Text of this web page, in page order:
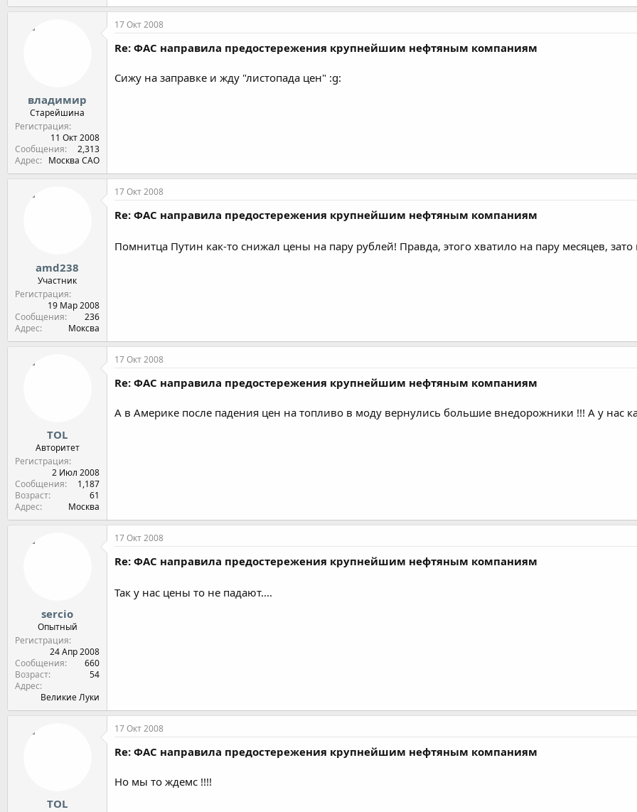
владимир
Старейшина
Регистрация
11 Окт 2008
Сообщения
2,313
Адрес
Москва САО
17 Окт 2008
Re: ФАС направила предостережения крупнейшим нефтяным компаниям
Сижу на заправке и жду "листопада цен" :g:
amd238
Участник
Регистрация
19 Мар 2008
Сообщения
236
Адрес
Моксва
17 Окт 2008
Re: ФАС направила предостережения крупнейшим нефтяным компаниям
Помнитца Путин как-то снижал цены на пару рублей! Правда, этого хватило на пару месяцев,
TOL
Авторитет
Регистрация
2 Июл 2008
Сообщения
1,187
Возраст
61
Адрес
Москва
17 Окт 2008
Re: ФАС направила предостережения крупнейшим нефтяным компаниям
А в Америке после падения цен на топливо в моду вернулись большие внедорожники !!! А у нас
sercio
Опытный
Регистрация
24 Апр 2008
Сообщения
660
Возраст
54
Адрес
Великие Луки
17 Окт 2008
Re: ФАС направила предостережения крупнейшим нефтяным компаниям
Так у нас цены то не падают....
TOL
17 Окт 2008
Re: ФАС направила предостережения крупнейшим нефтяным компаниям
Но мы то ждемс !!!!